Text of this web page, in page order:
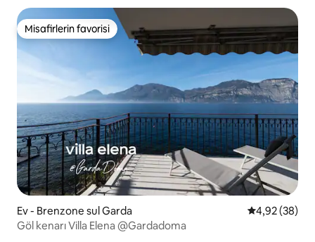
Misafirlerin favorisi
Misafirlerin favorisi
Ev - Brenzone sul Garda 5 üzerinden
4,92 (38)
Göl kenarı Villa Elena @Gardadoma